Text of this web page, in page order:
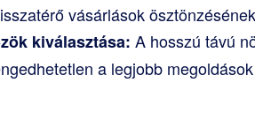
vásárlások
kiválasztása: A hosszú távú
a legjobb